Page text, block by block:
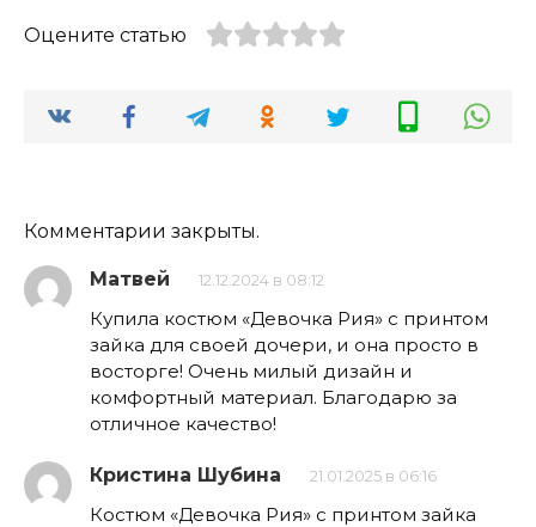
Оцените статью
Комментарии закрыты.
Матвей 12.12.2024 в 08:12
Купила костюм «Девочка Рия» с принтом
зайка для своей дочери, и она просто в
восторге! Очень милый дизайн и
комфортный материал. Благодарю за
отличное качество!
Кристина Шубина 21.01.2025 в 06:16
Костюм «Девочка Рия» с принтом зайка